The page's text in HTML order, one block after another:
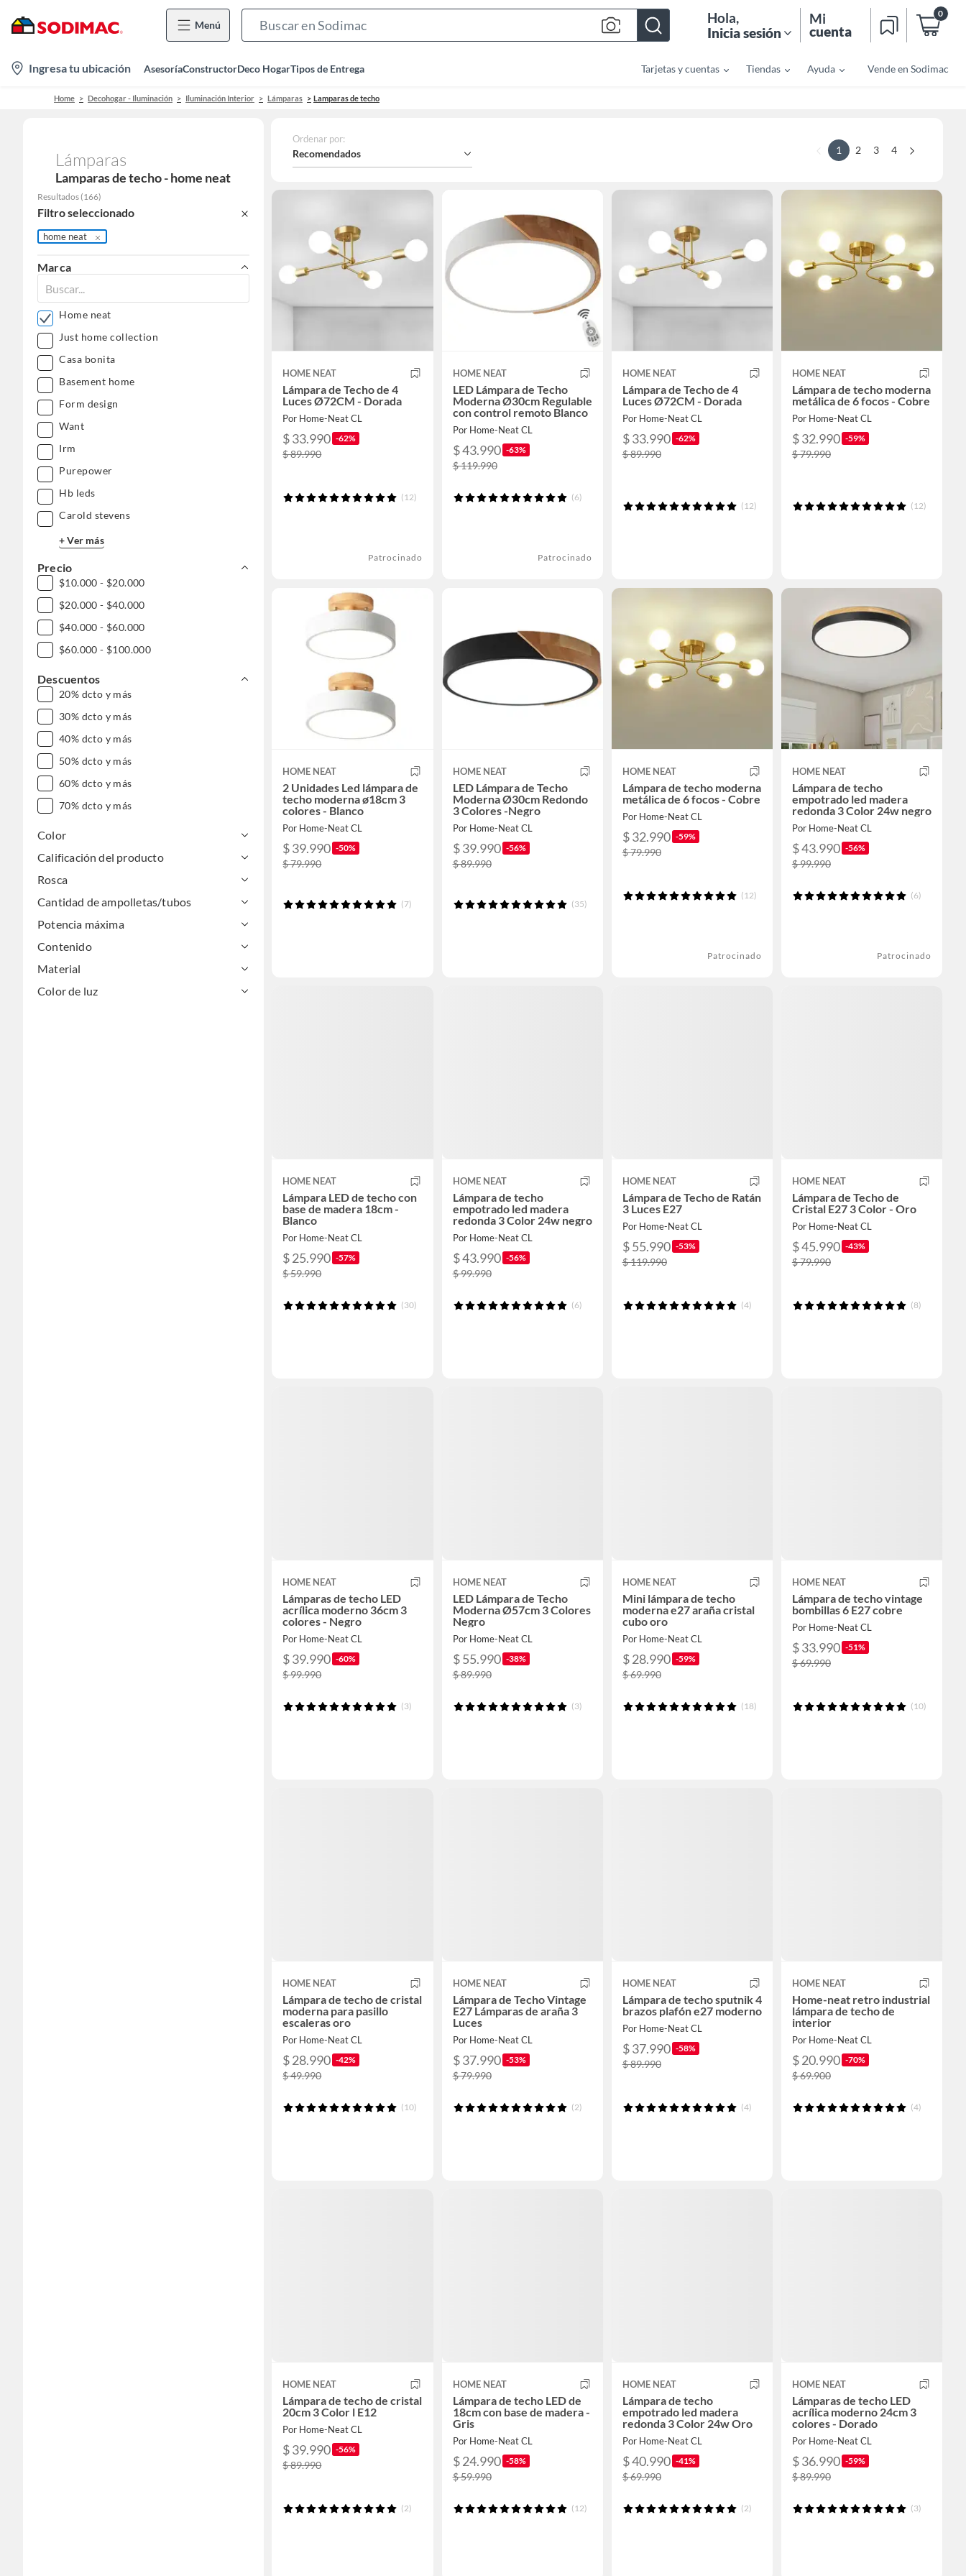
Menú
Bar
Hola,
Inicia sesión
Mi
cuenta
0
location-
icon
Ingresa tu ubicación AsesoríaConstructorDeco HogarTipos de Entrega Tarjetas y cuentas Tiendas Ayuda Vende en Sodimac
Home Decohogar - Iluminación Iluminación Interior Lámparas Lamparas de techo
Lámparas
Lamparas de techo - home neat
Resultados (166)
Filtro seleccionado
home neat
Marca
Home neat
Just home collection
Casa bonita
Basement home
Form design
Want
Irm
Purepower
Hb leds
Carold stevens
+ Ver más
Precio
$10.000 - $20.000
$20.000 - $40.000
$40.000 - $60.000
$60.000 - $100.000
Descuentos
20% dcto y más
30% dcto y más
40% dcto y más
50% dcto y más
60% dcto y más
70% dcto y más
Color
Calificación del producto
Rosca
Cantidad de ampolletas/tubos
Potencia máxima
Contenido
Material
Color de luz
Ordenar por:
Recomendados 1 2 3 4
HOME NEAT
Lámpara de Techo de 4
Luces Ø72CM - Dorada
Por Home-Neat CL
$ 33.990 -62%
$ 89.990
(12)
Patrocinado
HOME NEAT
LED Lámpara de Techo
Moderna Ø30cm Regulable
con control remoto Blanco
Por Home-Neat CL
$ 43.990 -63%
$ 119.990
(6)
Patrocinado
HOME NEAT
Lámpara de Techo de 4
Luces Ø72CM - Dorada
Por Home-Neat CL
$ 33.990 -62%
$ 89.990
(12)
HOME NEAT
Lámpara de techo moderna
metálica de 6 focos - Cobre
Por Home-Neat CL
$ 32.990 -59%
$ 79.990
(12)
HOME NEAT
2 Unidades Led lámpara de
techo moderna ø18cm 3
colores - Blanco
Por Home-Neat CL
$ 39.990 -50%
$ 79.990
(7)
HOME NEAT
LED Lámpara de Techo
Moderna Ø30cm Redondo
3 Colores -Negro
Por Home-Neat CL
$ 39.990 -56%
$ 89.990
(35)
HOME NEAT
Lámpara de techo moderna
metálica de 6 focos - Cobre
Por Home-Neat CL
$ 32.990 -59%
$ 79.990
(12)
Patrocinado
HOME NEAT
Lámpara de techo
empotrado led madera
redonda 3 Color 24w negro
Por Home-Neat CL
$ 43.990 -56%
$ 99.990
(6)
Patrocinado
HOME NEAT
Lámpara LED de techo con
base de madera 18cm -
Blanco
Por Home-Neat CL
$ 25.990 -57%
$ 59.990
(30)
HOME NEAT
Lámpara de techo
empotrado led madera
redonda 3 Color 24w negro
Por Home-Neat CL
$ 43.990 -56%
$ 99.990
(6)
HOME NEAT
Lámpara de Techo de Ratán
3 Luces E27
Por Home-Neat CL
$ 55.990 -53%
$ 119.990
(4)
HOME NEAT
Lámpara de Techo de
Cristal E27 3 Color - Oro
Por Home-Neat CL
$ 45.990 -43%
$ 79.990
(8)
HOME NEAT
Lámparas de techo LED
acrílica moderno 36cm 3
colores - Negro
Por Home-Neat CL
$ 39.990 -60%
$ 99.990
(3)
HOME NEAT
LED Lámpara de Techo
Moderna Ø57cm 3 Colores
Negro
Por Home-Neat CL
$ 55.990 -38%
$ 89.990
(3)
HOME NEAT
Mini lámpara de techo
moderna e27 araña cristal
cubo oro
Por Home-Neat CL
$ 28.990 -59%
$ 69.990
(18)
HOME NEAT
Lámpara de techo vintage
bombillas 6 E27 cobre
Por Home-Neat CL
$ 33.990 -51%
$ 69.990
(10)
HOME NEAT
Lámpara de techo de cristal
moderna para pasillo
escaleras oro
Por Home-Neat CL
$ 28.990 -42%
$ 49.990
(10)
HOME NEAT
Lámpara de Techo Vintage
E27 Lámparas de araña 3
Luces
Por Home-Neat CL
$ 37.990 -53%
$ 79.990
(2)
HOME NEAT
Lámpara de techo sputnik 4
brazos plafón e27 moderno
Por Home-Neat CL
$ 37.990 -58%
$ 89.990
(4)
HOME NEAT
Home-neat retro industrial
lámpara de techo de
interior
Por Home-Neat CL
$ 20.990 -70%
$ 69.900
(4)
HOME NEAT
Lámpara de techo de cristal
20cm 3 Color l E12
Por Home-Neat CL
$ 39.990 -56%
$ 89.990
(2)
HOME NEAT
Lámpara de techo LED de
18cm con base de madera -
Gris
Por Home-Neat CL
$ 24.990 -58%
$ 59.990
(12)
HOME NEAT
Lámpara de techo
empotrado led madera
redonda 3 Color 24w Oro
Por Home-Neat CL
$ 40.990 -41%
$ 69.990
(2)
HOME NEAT
Lámparas de techo LED
acrílica moderno 24cm 3
colores - Dorado
Por Home-Neat CL
$ 36.990 -59%
$ 89.990
(3)